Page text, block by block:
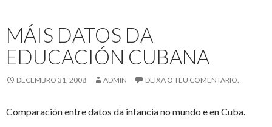
MÁIS DATOS DA
EDUCACIÓN CUBANA
DECEMBRO 31, 2008 ADMIN DEIXA O TEU COMENTARIO.
Comparación entre datos da infancia no mundo e en Cuba.